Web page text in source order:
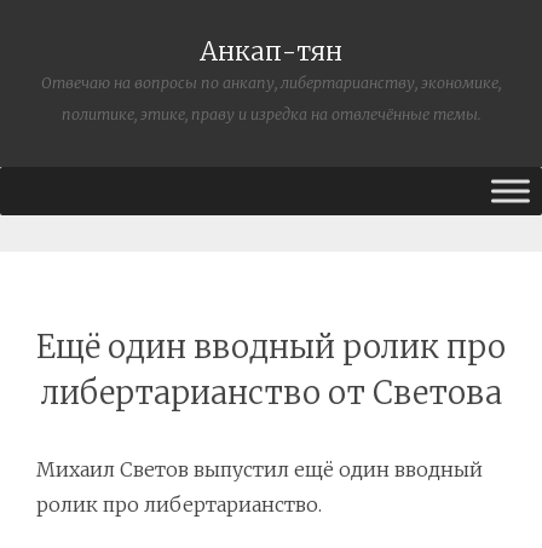
Анкап-тян
Отвечаю на вопросы по анкапу, либертарианству, экономике,
политике, этике, праву и изредка на отвлечённые темы.
Ещё один вводный ролик про
либертарианство от Светова
Михаил Светов выпустил ещё один вводный
ролик про либертарианство.